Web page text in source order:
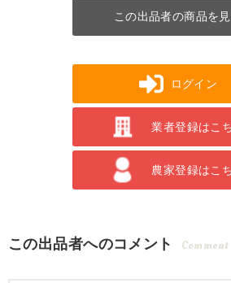
この出品者の商品を
ログイン
業者登録はこ
農家登録はこ
この出品者へのコメント Comment